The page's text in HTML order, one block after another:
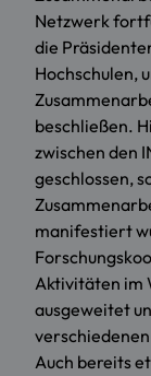
Netzwerk
die
Hochschulen,
beschließen.
zwischen den
geschlossen,
manifestiert
Aktivitäten im
ausgeweitet
Auch bereits